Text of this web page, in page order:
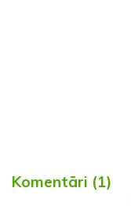
Komentāri (1)